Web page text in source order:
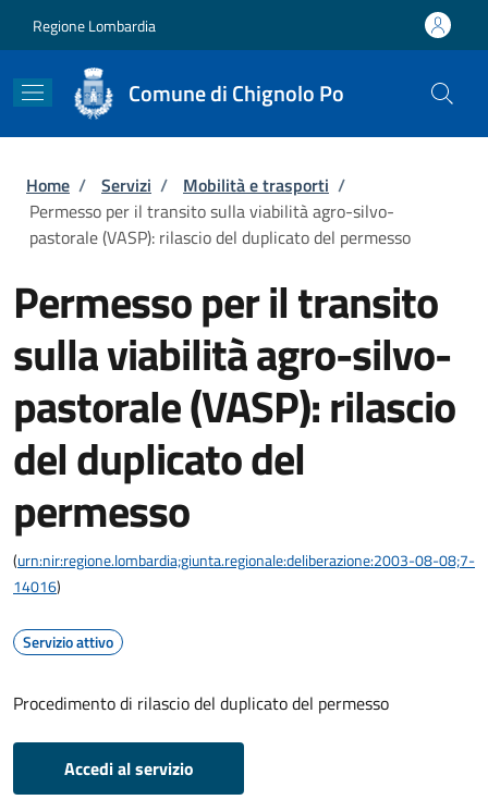
Regione Lombardia
Comune di Chignolo Po
Briciole di pane
Home / Servizi / Mobilità e trasporti /
Permesso per il transito sulla viabilità agro-silvo-
pastorale (VASP): rilascio del duplicato del permesso
Permesso per il transito
sulla viabilità agro-silvo-
pastorale (VASP): rilascio
del duplicato del
permesso
(urn:nir:regione.lombardia;giunta.regionale:deliberazione:2003-08-08;7-
14016)
Servizio attivo
Procedimento di rilascio del duplicato del permesso
Accedi al servizio